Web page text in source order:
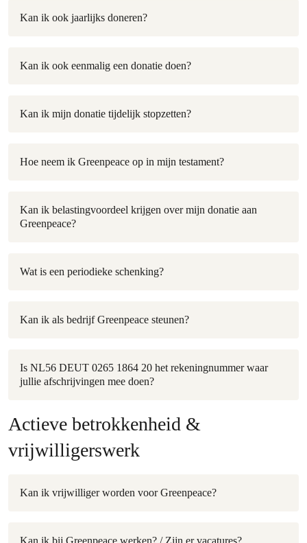
Kan ik ook jaarlijks doneren?
Kan ik ook eenmalig een donatie doen?
Kan ik mijn donatie tijdelijk stopzetten?
Hoe neem ik Greenpeace op in mijn testament?
Kan ik belastingvoordeel krijgen over mijn donatie aan
Greenpeace?
Wat is een periodieke schenking?
Kan ik als bedrijf Greenpeace steunen?
Is NL56 DEUT 0265 1864 20 het rekeningnummer waar
jullie afschrijvingen mee doen?
Actieve betrokkenheid &
vrijwilligerswerk
Kan ik vrijwilliger worden voor Greenpeace?
Kan ik bij Greenpeace werken? / Zijn er vacatures?